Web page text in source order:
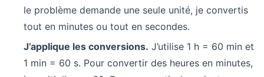
le problème demande une seule unité, je convertis
tout en minutes ou tout en secondes.
J’applique les conversions. J’utilise 1 h = 60 min et
1 min = 60 s. Pour convertir des heures en minutes,